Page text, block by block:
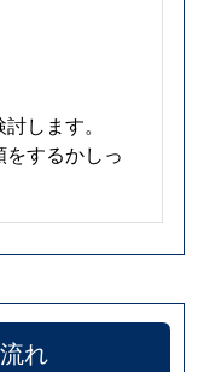
します。
するかしっ
れ